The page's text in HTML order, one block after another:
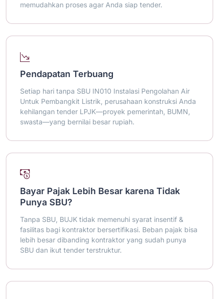
memudahkan proses agar Anda siap tender.
Pendapatan Terbuang
Setiap hari tanpa SBU IN010 Instalasi Pengolahan Air
Untuk Pembangkit Listrik, perusahaan konstruksi Anda
kehilangan tender LPJK—proyek pemerintah, BUMN,
swasta—yang bernilai besar rupiah.
Bayar Pajak Lebih Besar karena Tidak
Punya SBU?
Tanpa SBU, BUJK tidak memenuhi syarat insentif &
fasilitas bagi kontraktor bersertifikasi. Beban pajak bisa
lebih besar dibanding kontraktor yang sudah punya
SBU dan ikut tender terstruktur.